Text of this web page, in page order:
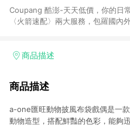
Coupang 酷澎-天天低價，你的日
〈火箭速配〉兩大服務，包羅國內
加入WOW會員告別湊免運，火箭
商品描述
商品描述
a-one匯旺動物披風布袋戲偶是一
動物造型，搭配鮮豔的色彩，能夠